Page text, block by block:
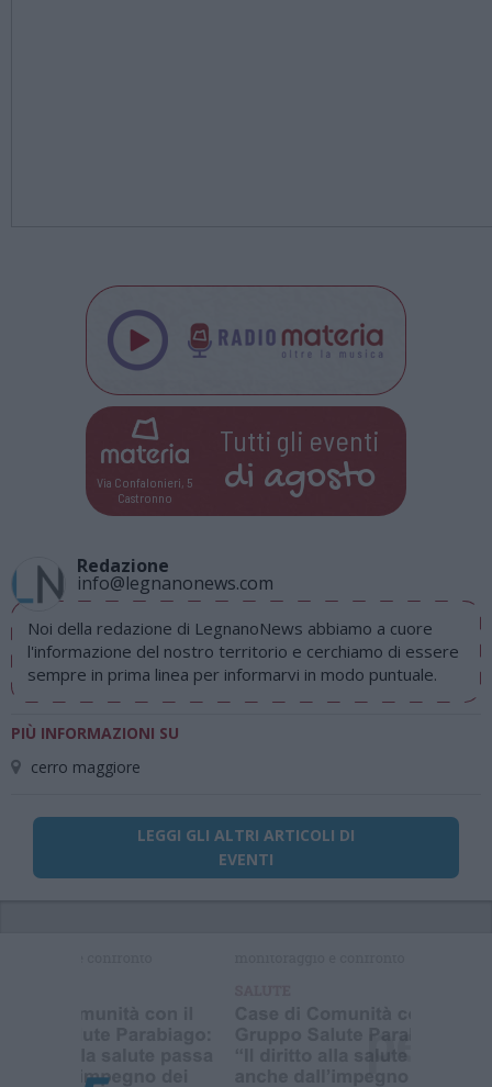
Via Confalonieri, 5
Castronno
Tutti gli eventi
di agosto
Redazione
info@legnanonews.com
Noi della redazione di LegnanoNews abbiamo a cuore
l'informazione del nostro territorio e cerchiamo di essere
sempre in prima linea per informarvi in modo puntuale.
PIÙ INFORMAZIONI SU
cerro maggiore
LEGGI GLI ALTRI ARTICOLI DI
EVENTI